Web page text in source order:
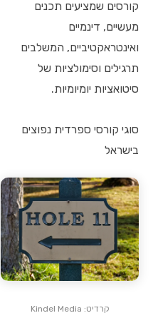
קורסים שמציעים תכנים
מעשיים, דינמיים
ואינטראקטיביים, המשלבים
תרגילים וסימולציות של
סיטואציות יומיומיות.
סוגי קורסי ספרדית נפוצים
בישראל
קרדיט: Kindel Media